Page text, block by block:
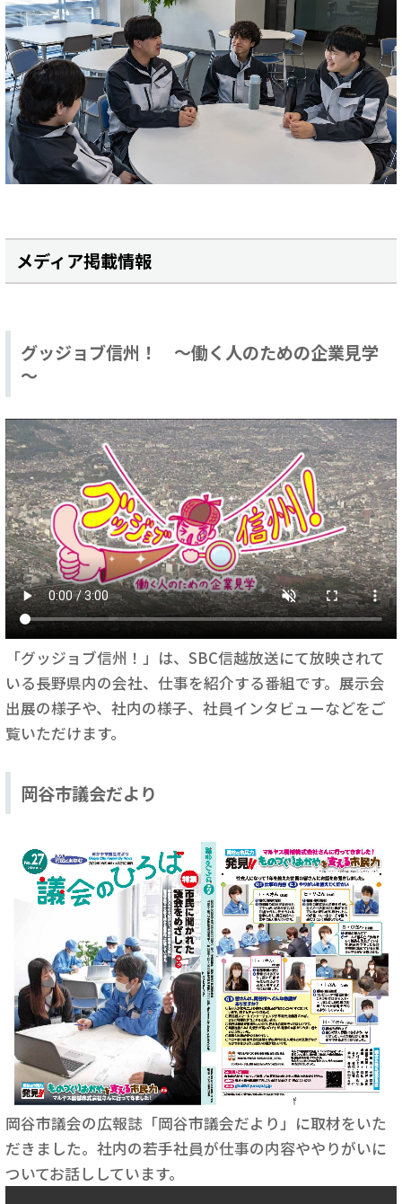
メディア掲載情報
グッジョブ信州！ ～働く人のための企業見学
～
「グッジョブ信州！」は、SBC信越放送にて放映されて
いる長野県内の会社、仕事を紹介する番組です。展示会
出展の様子や、社内の様子、社員インタビューなどをご
覧いただけます。
岡谷市議会だより
岡谷市議会の広報誌「岡谷市議会だより」に取材をいた
だきました。社内の若手社員が仕事の内容ややりがいに
ついてお話ししています。